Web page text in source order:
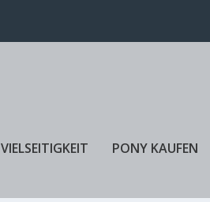
VIELSEITIGKEIT PONY KAUFEN